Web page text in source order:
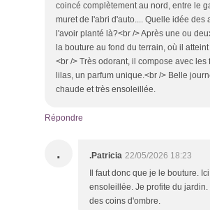
coincé complètement au nord, entre le
muret de l'abri d'auto.... Quelle idée des
l'avoir planté là?<br /> Après une ou
la bouture au fond du terrain, où il
<br /> Très odorant, il compose avec
lilas, un parfum unique.<br /> Belle
chaude et très ensoleillée.
Répondre
. .Patricia 22/05/2026 18:23
Il faut donc que je le bouture.
ensoleillée. Je profite du
des coins d'ombre.